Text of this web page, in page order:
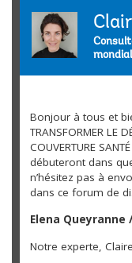
améliorer la
les pays
nationaux et
centre des
volonté
des soins, de
partenariats
nécessité
parvenir à
mondial
Bonjour à tous et
TRANSFORMER LE
COUVERTURE
débuteront dans
n’hésitez pas à
dans ce forum de
Elena
Notre experte,